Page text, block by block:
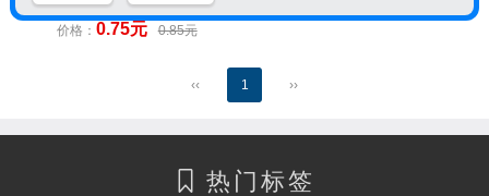
价格： 0.75元 0.85元
‹‹ 1 ››
 热门标签